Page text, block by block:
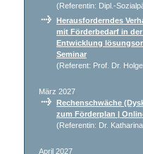
(Referentin: Dipl.-
Herausforderndes
mit Förderbedarf in
Entwicklung
Seminar
(Referent: Prof. Dr.
März 2027
Rechenschwäche
zum Förderplan |
(Referentin: Dr.
April 2027